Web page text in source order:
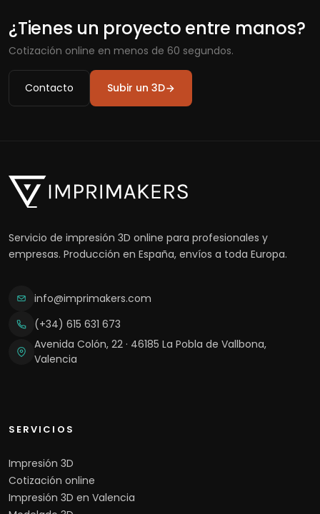
¿Tienes un proyecto entre manos?
Cotización online en menos de 60 segundos.
Contacto Subir un 3D
Servicio de impresión 3D online para profesionales y
empresas. Producción en España, envíos a toda Europa.
info@imprimakers.com
(+34) 615 631 673
Avenida Colón, 22 · 46185 La Pobla de Vallbona,
Valencia
SERVICIOS
Impresión 3D
Cotización online
Impresión 3D en Valencia